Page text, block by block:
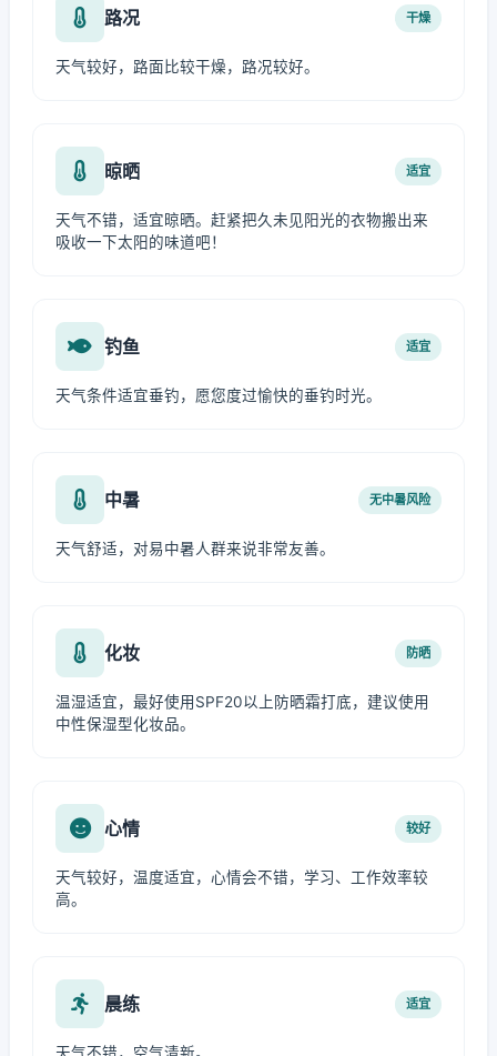
路况 干燥
天气较好，路面比较干燥，路况较好。
晾晒 适宜
天气不错，适宜晾晒。赶紧把久未见阳光的衣物搬出来
吸收一下太阳的味道吧！
钓鱼 适宜
天气条件适宜垂钓，愿您度过愉快的垂钓时光。
中暑 无中暑风险
天气舒适，对易中暑人群来说非常友善。
化妆 防晒
温湿适宜，最好使用SPF20以上防晒霜打底，建议使用
中性保湿型化妆品。
心情 较好
天气较好，温度适宜，心情会不错，学习、工作效率较
高。
晨练 适宜